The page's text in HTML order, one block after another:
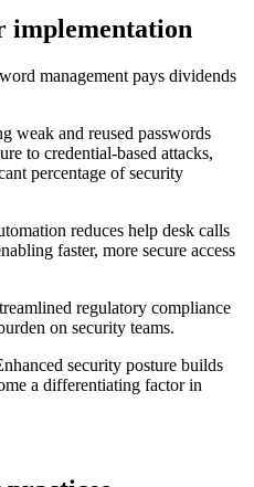
implementation
management pays dividends
weak and reused passwords
to credential-based attacks,
percentage of security
reduces help desk calls
faster, more secure access
regulatory compliance
on security teams.
security posture builds
a differentiating factor in